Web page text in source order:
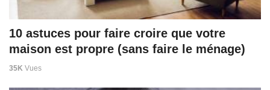
10 astuces pour faire croire que votre
maison est propre (sans faire le ménage)
35K Vues